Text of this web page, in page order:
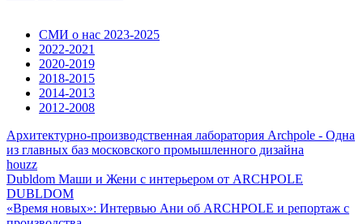
СМИ о нас 2023-2025
2022-2021
2020-2019
2018-2015
2014-2013
2012-2008
Архитектурно-производственная лаборатория Archpole - Одна
из главных баз московского промышленного дизайна
houzz
Dubldom Маши и Жени с интерьером от ARCHPOLE
DUBLDOM
«Время новых»: Интервью Ани об ARCHPOLE и репортаж с